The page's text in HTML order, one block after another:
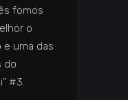
fomos
o
e uma das
do
#3.